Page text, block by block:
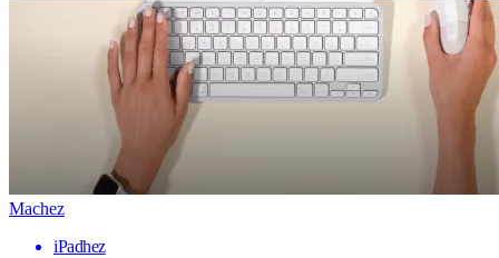
Machez
iPadhez